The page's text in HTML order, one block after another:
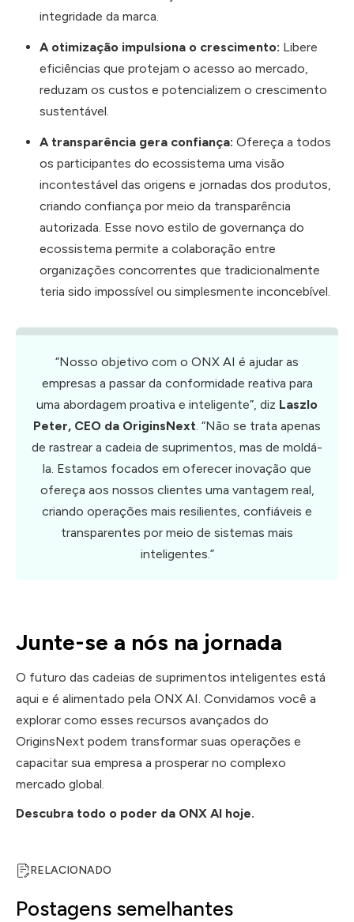
integridade da marca.
A otimização impulsiona o crescimento: Libere
eficiências que protejam o acesso ao mercado,
reduzam os custos e potencializem o crescimento
sustentável.
A transparência gera confiança: Ofereça a todos
os participantes do ecossistema uma visão
incontestável das origens e jornadas dos produtos,
criando confiança por meio da transparência
autorizada. Esse novo estilo de governança do
ecossistema permite a colaboração entre
organizações concorrentes que tradicionalmente
teria sido impossível ou simplesmente inconcebível.
“Nosso objetivo com o ONX AI é ajudar as
empresas a passar da conformidade reativa para
uma abordagem proativa e inteligente”, diz Laszlo
Peter, CEO da OriginsNext. “Não se trata apenas
de rastrear a cadeia de suprimentos, mas de moldá-
la. Estamos focados em oferecer inovação que
ofereça aos nossos clientes uma vantagem real,
criando operações mais resilientes, confiáveis e
transparentes por meio de sistemas mais
inteligentes.”
Junte-se a nós na jornada
O futuro das cadeias de suprimentos inteligentes está
aqui e é alimentado pela ONX AI. Convidamos você a
explorar como esses recursos avançados do
OriginsNext podem transformar suas operações e
capacitar sua empresa a prosperar no complexo
mercado global.
Descubra todo o poder da ONX AI hoje.
RELACIONADO
Postagens semelhantes